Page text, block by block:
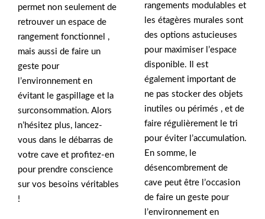
permet non seulement de
retrouver un espace de
rangement fonctionnel ,
mais aussi de faire un
geste pour
l’environnement en
évitant le gaspillage et la
surconsommation. Alors
n’hésitez plus, lancez-
vous dans le débarras de
votre cave et profitez-en
pour prendre conscience
sur vos besoins véritables
!
rangements modulables et
les étagères murales sont
des options astucieuses
pour maximiser l’espace
disponible. Il est
également important de
ne pas stocker des objets
inutiles ou périmés , et de
faire régulièrement le tri
pour éviter l’accumulation.
En somme, le
désencombrement de
cave peut être l’occasion
de faire un geste pour
l’environnement en